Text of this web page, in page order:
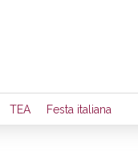
seus dados
e notícias da
TEA Festa italiana